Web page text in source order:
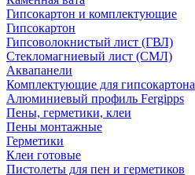
Гипсокартон и комплектующие
Гипсокартон
Гипсоволокнистый лист (ГВЛ)
Стекломагниевый лист (СМЛ)
Аквапанели
Комплектующие для гипсокартона
Алюминиевый профиль Fergipps
Пены, герметики, клеи
Пены монтажные
Герметики
Клеи готовые
Пистолеты для пен и герметиков